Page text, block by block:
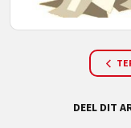
DEEL DIT